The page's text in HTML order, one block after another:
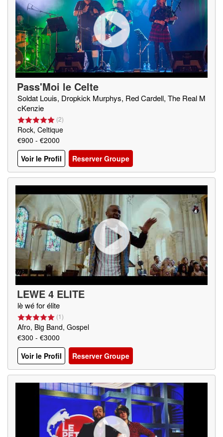
Pass'Moi le Celte
Soldat Louis, Dropkick Murphys, Red Cardell, The Real M
cKenzie
(2)
Rock, Celtique
€900 - €2000
Voir le Profil
Reserver Groupe
LEWE 4 ELITE
lè wé for élite
(1)
Afro, Big Band, Gospel
€300 - €3000
Voir le Profil
Reserver Groupe